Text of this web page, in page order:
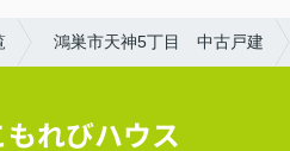
鴻巣市天神5丁目 中古戸建
れびハウス